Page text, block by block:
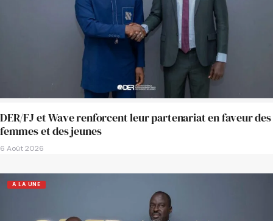
DER/FJ et Wave renforcent leur partenariat en faveur des
femmes et des jeunes
6 Août 2026
A LA UNE